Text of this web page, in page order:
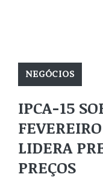
NEGÓCIOS
IPCA-15
LIDERA
PREÇOS